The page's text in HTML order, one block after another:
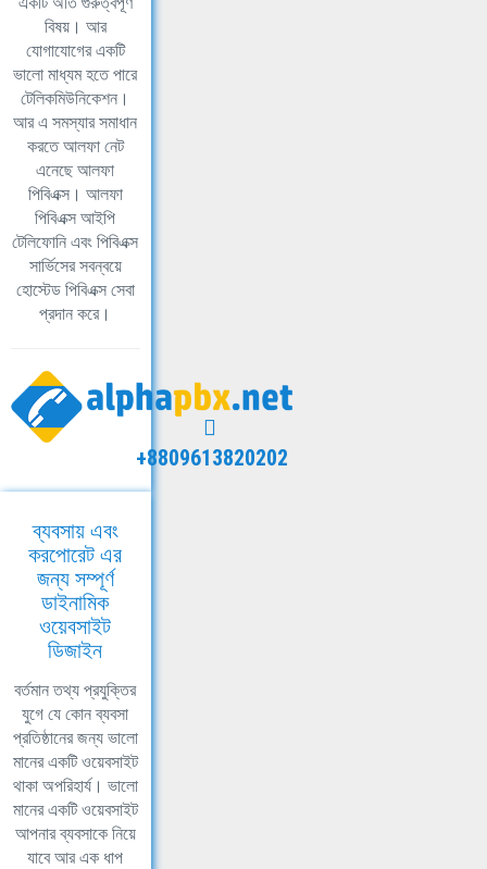
বিষয়। আর
যোগাযোগের একটি
ভালো মাধ্যম হতে পারে
টেলিকমিউনিকেশন।
আর এ সমস্যার সমাধান
করতে আলফা নেট
এনেছে আলফা
পিবিএক্স। আলফা
পিবিএক্স আইপি
টেলিফোনি এবং পিবিএক্স
সার্ভিসের সবন্বয়ে
হোস্টেড পিবিএক্স সেবা
প্রদান করে।
+8809613820202
ব্যবসায় এবং
করপোরেট এর
জন্য সম্পূর্ণ
ডাইনামিক
ওয়েবসাইট
ডিজাইন
বর্তমান তথ্য প্রযুক্তির
যুগে যে কোন ব্যবসা
প্রতিষ্ঠানের জন্য ভালো
মানের একটি ওয়েবসাইট
থাকা অপরিহার্য। ভালো
মানের একটি ওয়েবসাইট
আপনার ব্যবসাকে নিয়ে
যাবে আর এক ধাপ